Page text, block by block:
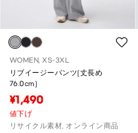
WOMEN, XS-3XL
リブイージーパンツ(丈長め
76.0cm)
¥1,490
値下げ
リサイクル素材, オンライン商品